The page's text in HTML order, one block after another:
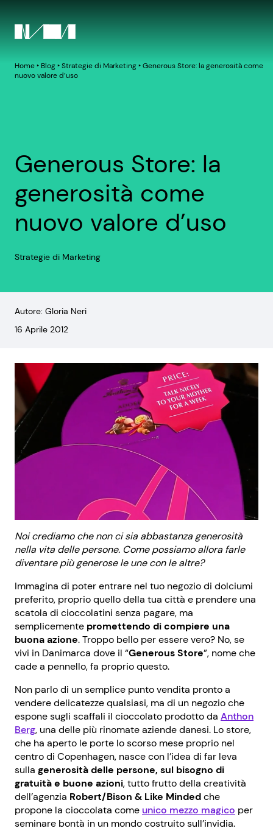
Home‣ Blog‣Strategie di Marketing‣Generous Store: la generosità come
nuovo valore d’uso
Generous Store: la
generosità come
nuovo valore d’uso
Strategie di Marketing
Autore: Gloria Neri
16 Aprile 2012
Noi crediamo che non ci sia abbastanza generosità
nella vita delle persone. Come possiamo allora farle
diventare più generose le une con le altre?
Immagina di poter entrare nel tuo negozio di dolciumi
preferito, proprio quello della tua città e prendere una
scatola di cioccolatini senza pagare, ma
semplicemente promettendo di compiere una
buona azione. Troppo bello per essere vero? No, se
vivi in Danimarca dove il “Generous Store”, nome che
cade a pennello, fa proprio questo.
Non parlo di un semplice punto vendita pronto a
vendere delicatezze qualsiasi, ma di un negozio che
espone sugli scaffali il cioccolato prodotto da Anthon
Berg, una delle più rinomate aziende danesi. Lo store,
che ha aperto le porte lo scorso mese proprio nel
centro di Copenhagen, nasce con l’idea di far leva
sulla generosità delle persone, sul bisogno di
gratuità e buone azioni, tutto frutto della creatività
dell’agenzia Robert/Bison & Like Mindedche
propone la cioccolata come unico mezzo magico per
seminare bontà in un mondo costruito sull’invidia.